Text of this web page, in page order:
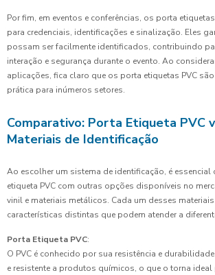
Por fim, em eventos e conferências, os porta
para credenciais, identificações e sinalização. Eles
possam ser facilmente identificados, contribuindo
interação e segurança durante o evento. Ao
aplicações, fica claro que os porta etiquetas PVC
prática para inúmeros setores.
Comparativo: Porta Etiqueta PVC
Materiais de Identificação
Ao escolher um sistema de identificação, é
etiqueta PVC com outras opções disponíveis no
vinil e materiais metálicos. Cada um desses
características distintas que podem atender a
Porta Etiqueta PVC:
O PVC é conhecido por sua resistência e
e resistente a produtos químicos, o que o torna ideal